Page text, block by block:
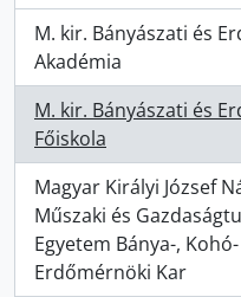
M. kir. Bányászati és
Akadémia
, 1 Ergebnisse
M. kir. Bányászati és
Főiskola
, 1 Ergebnisse
Magyar Királyi József
Műszaki és
Egyetem Bánya-,
Erdőmérnöki Kar
, 1 Ergebnisse